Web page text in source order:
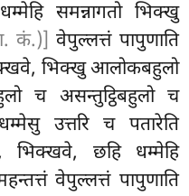
समन्नागतो भिक्खु
कं.)] वेपुल्लत्तं पापुणाति
भिक्खु आलोकबहुलो
च असन्तुट्ठिबहुलो च
उत्तरि च पतारेति
भिक्खवे, छहि धम्मेहि
वेपुल्लत्तं पापुणाति